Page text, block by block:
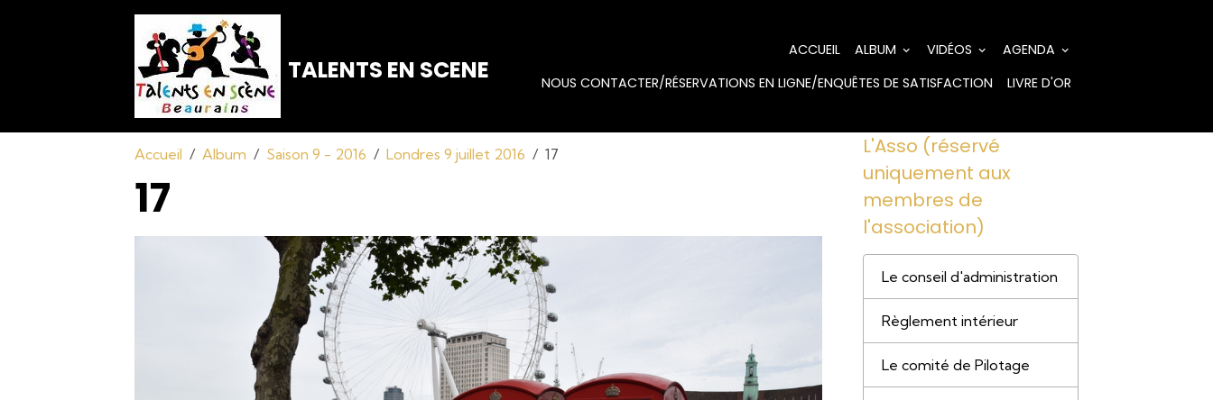
TALENTS EN SCENE
ACCUEIL ALBUM VIDÉOS
AGENDA
NOUS CONTACTER/RÉSERVATIONS EN LIGNE/ENQUÊTES DE SATISFACTION
LIVRE D'OR
Accueil Album Saison 9 - 2016 Londres 9 juillet 2016 17
17
L'Asso (réservé
uniquement aux
membres de
l'association)
Le conseil d'administration
Règlement intérieur
Le comité de Pilotage